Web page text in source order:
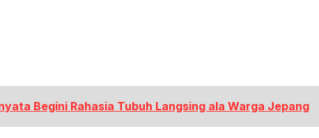
Begini Rahasia Tubuh Langsing ala Warga Jepang